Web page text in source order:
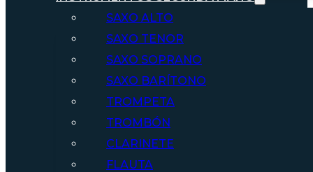
SAXO ALTO
SAXO TENOR
SAXO SOPRANO
SAXO BARÍTONO
TROMPETA
TROMBÓN
CLARINETE
FLAUTA